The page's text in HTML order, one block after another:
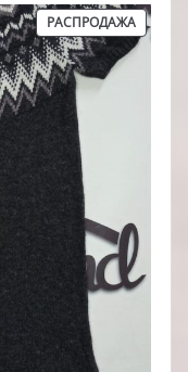
РАСПРОДАЖА
ТОВАР